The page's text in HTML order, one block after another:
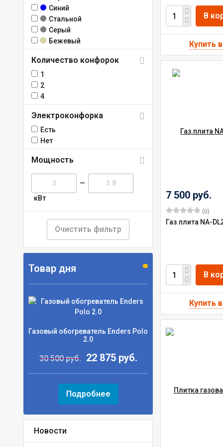
Синий
Стальной
Серый
Бежевый
Количество конфорок
1
2
4
Электроконфорка
Есть
Нет
Мощность
—
кВт
Очистить фильтр
Товар дня
Газовый обогреватель Enders Polo
2.0
30 500 руб. 22 875 руб.
Подробнее
Новости
В
7 500 руб.
(0)
Газ.плита NA-
В